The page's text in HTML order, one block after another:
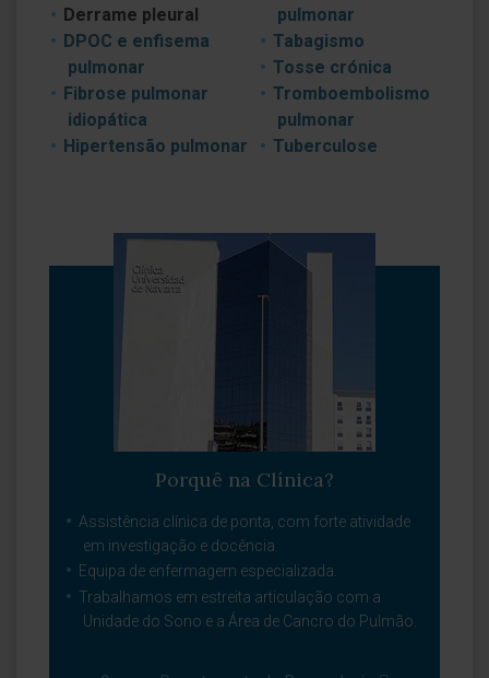
Derrame pleural
DPOC e enfisema
pulmonar
Fibrose pulmonar
idiopática
Hipertensão pulmonar
pulmonar
Tabagismo
Tosse crónica
Tromboembolismo
pulmonar
Tuberculose
Porquê na Clínica?
Assistência clínica de ponta, com forte atividade
em investigação e docência.
Equipa de enfermagem especializada.
Trabalhamos em estreita articulação com a
Unidade do Sono e a Área de Cancro do Pulmão.